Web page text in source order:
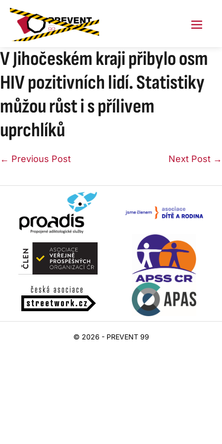
Skip
content
V Jihočeském kraji přibylo osm
HIV pozitivních lidí. Statistiky
můžou růst i s přílivem
uprchlíků
Post
← Previous Post Next Post →
© 2026 - PREVENT 99